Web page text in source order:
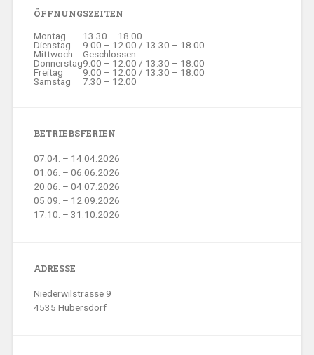
ÖFFNUNGSZEITEN
Montag
13.30 – 18.00
Dienstag
9.00 – 12.00 / 13.30 – 18.00
Mittwoch
Geschlossen
Donnerstag9.00 – 12.00 / 13.30 – 18.00
Freitag
9.00 – 12.00 / 13.30 – 18.00
Samstag
7.30 – 12.00
BETRIEBSFERIEN
07.04. – 14.04.2026
01.06. – 06.06.2026
20.06. – 04.07.2026
05.09. – 12.09.2026
17.10. – 31.10.2026
ADRESSE
Niederwilstrasse 9
4535 Hubersdorf